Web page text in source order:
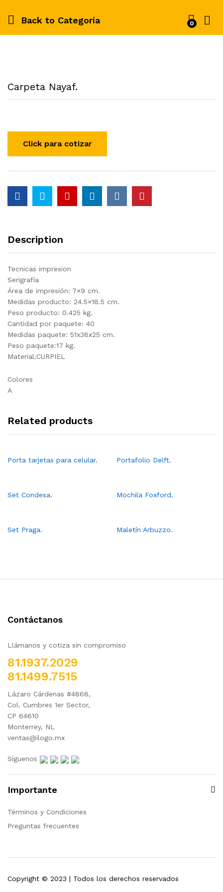
Back to Categoría 0
Carpeta Nayaf.
Description
Tecnicas impresion
Serigrafía
Área de impresión: 7×9 cm.
Medidas producto: 24.5×18.5 cm.
Peso producto: 0.425 kg.
Cantidad por paquete: 40
Medidas paquete: 51x36x25 cm.
Peso paquete:17 kg.
Material:CURPIEL
Colores
A
Related products
Porta tarjetas para celular. Portafolio Delft.
Set Condesa. Mochila Foxford.
Set Praga. Maletín Arbuzzo.
Contáctanos
Llámanos y cotiza sin compromiso
81.1937.2029
81.1499.7515
Lázaro Cárdenas #4868,
Col. Cumbres 1er Sector,
CP 64610
Monterrey, NL
ventas@ilogo.mx
Síguenos
Importante
Términos y Condiciones
Preguntas frecuentes
Copyright © 2023 | Todos los derechos reservados